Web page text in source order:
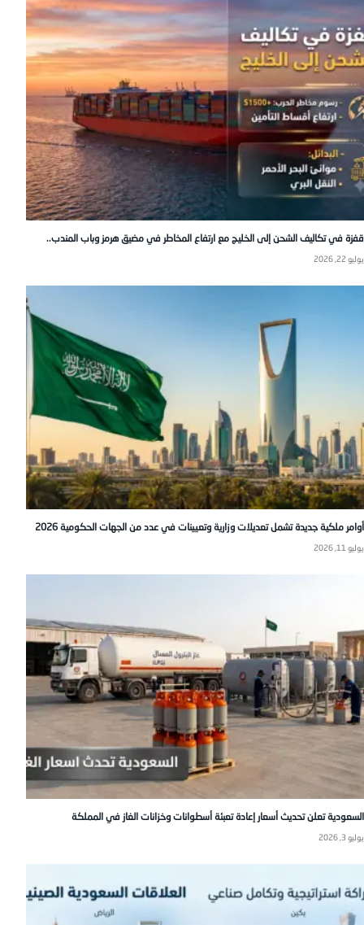
قفزة في تكاليف الشحن إلى الخليج مع ارتفاع المخاطر في مضيق هرمز وباب المندب..
يوليو 22, 2026
أوامر ملكية جديدة تشمل تعديلات وزارية وتعيينات في عدد من الجهات الحكومية 2026
يوليو 11, 2026
السعودية تعلن تحديث أسعار إعادة تعبئة أسطوانات وخزانات الغاز في المملكة
يوليو 3, 2026